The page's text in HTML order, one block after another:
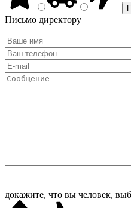
Письмо директору
докажите, что вы человек,